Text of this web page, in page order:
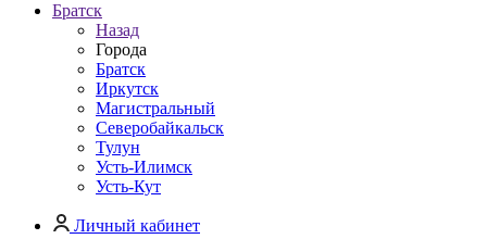
Братск
Назад
Города
Братск
Иркутск
Магистральный
Северобайкальск
Тулун
Усть-Илимск
Усть-Кут
Личный кабинет